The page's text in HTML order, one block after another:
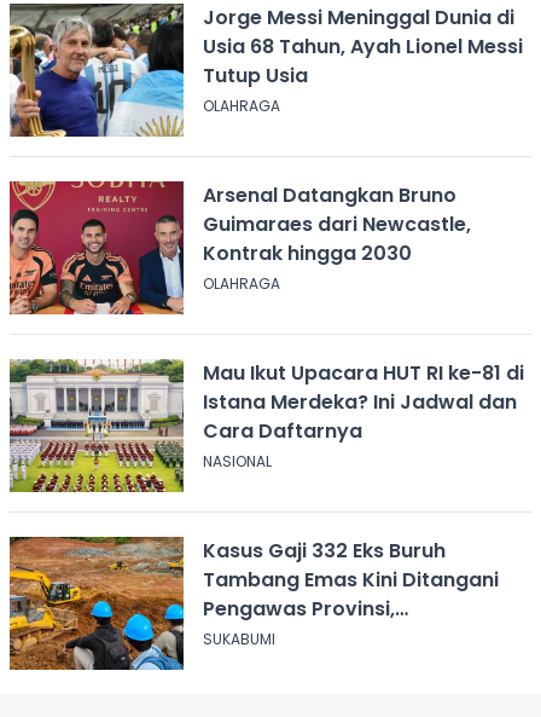
Jorge Messi Meninggal Dunia di
Usia 68 Tahun, Ayah Lionel Messi
Tutup Usia
OLAHRAGA
Arsenal Datangkan Bruno
Guimaraes dari Newcastle,
Kontrak hingga 2030
OLAHRAGA
Mau Ikut Upacara HUT RI ke-81 di
Istana Merdeka? Ini Jadwal dan
Cara Daftarnya
NASIONAL
Kasus Gaji 332 Eks Buruh
Tambang Emas Kini Ditangani
Pengawas Provinsi,
Disnakertrans Sukabumi Terus
SUKABUMI